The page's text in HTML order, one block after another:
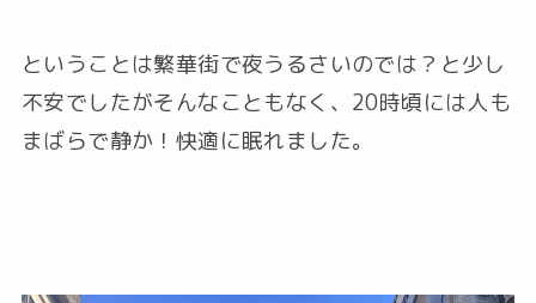
ということは繁華街で夜うるさいのでは？と少し
不安でしたがそんなこともなく、20時頃には人も
まばらで静か！快適に眠れました。